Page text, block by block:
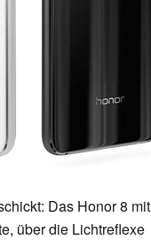
Das Honor 8 mit
über die Lichtreflexe